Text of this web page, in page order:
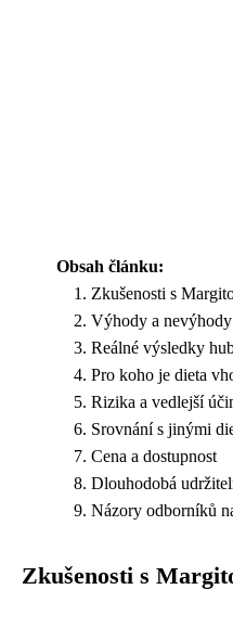
Obsah článku:
Zkušenosti s
Výhody a nevýhody
Reálné výsledky
Pro koho je dieta
Rizika a vedlejší
Srovnání s jinými
Cena a dostupnost
Dlouhodobá
Názory odborníků
Zkušenosti s